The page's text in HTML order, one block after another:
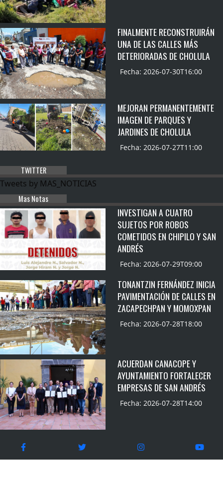
FINALMENTE RECONSTRUIRÁN
UNA DE LAS CALLES MÁS
DETERIORADAS DE CHOLULA
Fecha: 2026-07-30T16:00
MEJORAN PERMANENTEMENTE
IMAGEN DE PARQUES Y
JARDINES DE CHOLULA
Fecha: 2026-07-27T11:00
TWITTER
Tweets by MAS_NOTICIAS
Mas Notas
INVESTIGAN A CUATRO
SUJETOS POR ROBOS
COMETIDOS EN CHIPILO Y SAN
ANDRÉS
Fecha: 2026-07-29T09:00
TONANTZIN FERNÁNDEZ INICIA
PAVIMENTACIÓN DE CALLES EN
ZACAPECHPAN Y MOMOXPAN
Fecha: 2026-07-28T18:00
ACUERDAN CANACOPE Y
AYUNTAMIENTO FORTALECER
EMPRESAS DE SAN ANDRÉS
Fecha: 2026-07-28T14:00